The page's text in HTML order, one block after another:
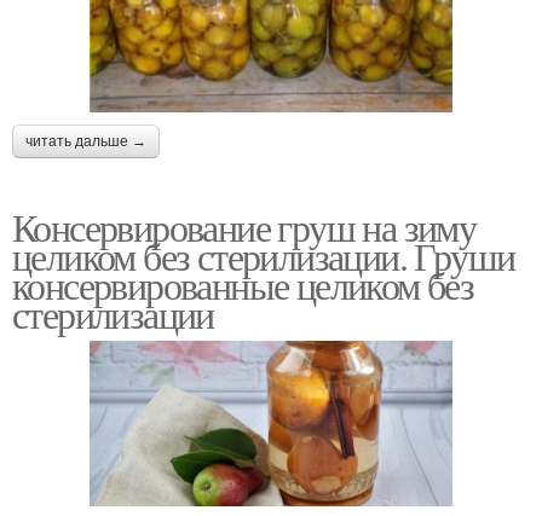
читать дальше →
Консервирование груш на зиму
целиком без стерилизации. Груши
консервированные целиком без
стерилизации